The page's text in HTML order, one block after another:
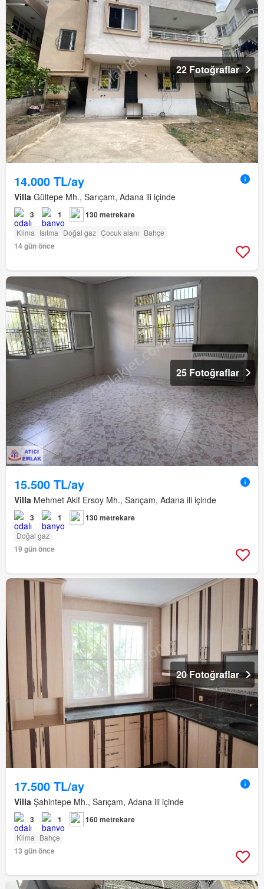
22 Fotoğraflar
14.000 TL/ay
Villa Gültepe Mh., Sarıçam, Adana ili içinde
3 1 130 metrekare
Klima Isıtma Doğal gaz Çocuk alanı Bahçe
14 gün önce
25 Fotoğraflar
15.500 TL/ay
Villa Mehmet Akif Ersoy Mh., Sarıçam, Adana ili içinde
3 1 130 metrekare
Doğal gaz
19 gün önce
20 Fotoğraflar
17.500 TL/ay
Villa Şahintepe Mh., Sarıçam, Adana ili içinde
3 1 160 metrekare
Klima Bahçe
13 gün önce